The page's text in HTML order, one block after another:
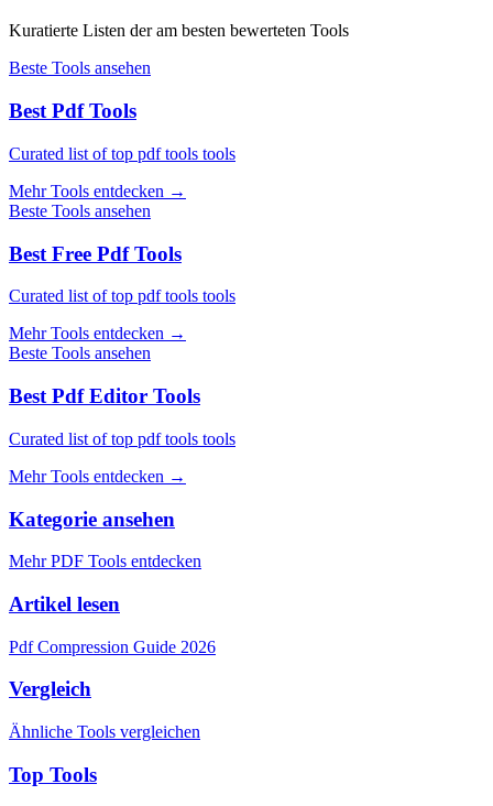
Kuratierte Listen der am besten bewerteten Tools
Beste Tools ansehen
Best Pdf Tools
Curated list of top pdf tools tools
Mehr Tools entdecken →
Beste Tools ansehen
Best Free Pdf Tools
Curated list of top pdf tools tools
Mehr Tools entdecken →
Beste Tools ansehen
Best Pdf Editor Tools
Curated list of top pdf tools tools
Mehr Tools entdecken →
Kategorie ansehen
Mehr PDF Tools entdecken
Artikel lesen
Pdf Compression Guide 2026
Vergleich
Ähnliche Tools vergleichen
Top Tools